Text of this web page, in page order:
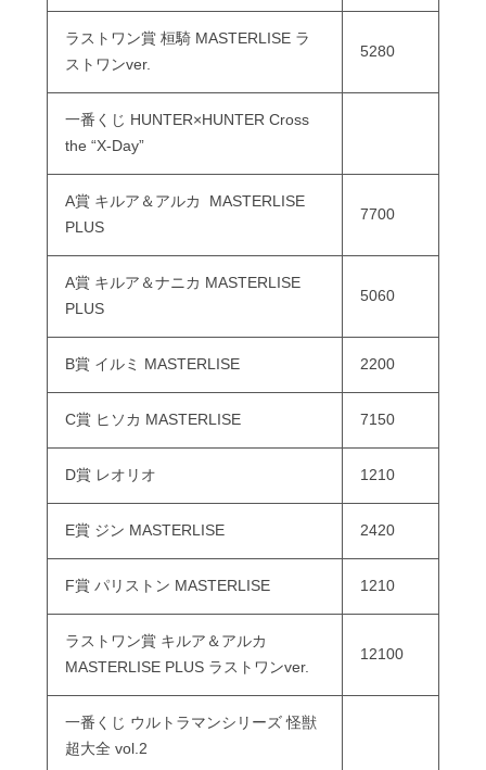
ラストワン賞 桓騎 MASTERLISE ラ
ストワンver.
5280
一番くじ HUNTER×HUNTER Cross
the “X-Day”
A賞 キルア＆アルカ MASTERLISE
PLUS
7700
A賞 キルア＆ナニカ MASTERLISE
PLUS
5060
B賞 イルミ MASTERLISE 2200
C賞 ヒソカ MASTERLISE 7150
D賞 レオリオ 1210
E賞 ジン MASTERLISE 2420
F賞 パリストン MASTERLISE 1210
ラストワン賞 キルア＆アルカ
MASTERLISE PLUS ラストワンver.
12100
一番くじ ウルトラマンシリーズ 怪獣
超大全 vol.2